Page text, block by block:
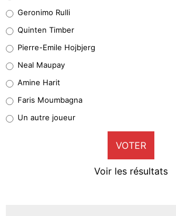
32%
5%
1%
9%
Geronimo Rulli
Quinten Timber
Pierre-Emile Hojbjerg
Neal Maupay
Amine Harit
Faris Moumbagna
Un autre joueur
VOTER
Voir les résultats